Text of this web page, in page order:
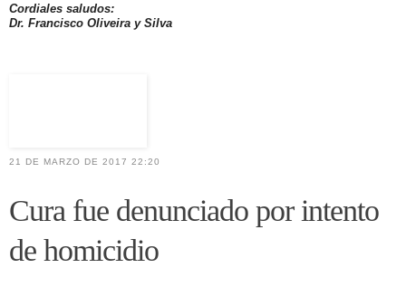
Cordiales saludos:
Dr. Francisco Oliveira y Silva
21 DE MARZO DE 2017 22:20
Cura fue denunciado por intento
de homicidio